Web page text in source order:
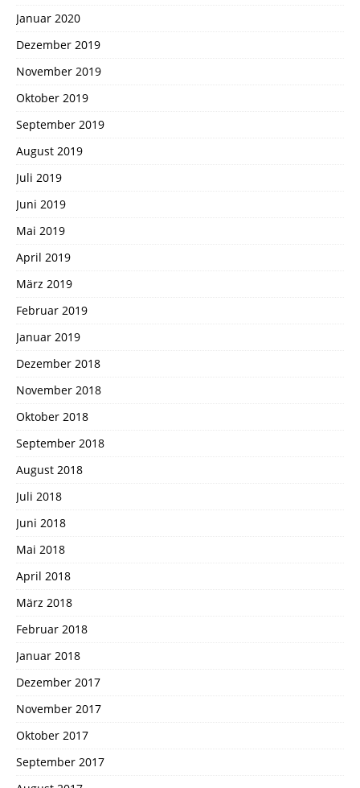
Januar 2020
Dezember 2019
November 2019
Oktober 2019
September 2019
August 2019
Juli 2019
Juni 2019
Mai 2019
April 2019
März 2019
Februar 2019
Januar 2019
Dezember 2018
November 2018
Oktober 2018
September 2018
August 2018
Juli 2018
Juni 2018
Mai 2018
April 2018
März 2018
Februar 2018
Januar 2018
Dezember 2017
November 2017
Oktober 2017
September 2017